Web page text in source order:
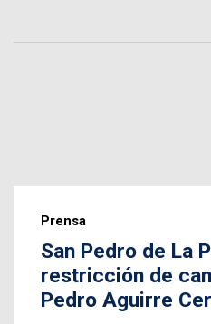
Prensa
San Pedro de La
restricción de
Pedro Aguirre